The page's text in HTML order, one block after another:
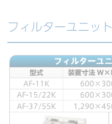
フィルターユニット